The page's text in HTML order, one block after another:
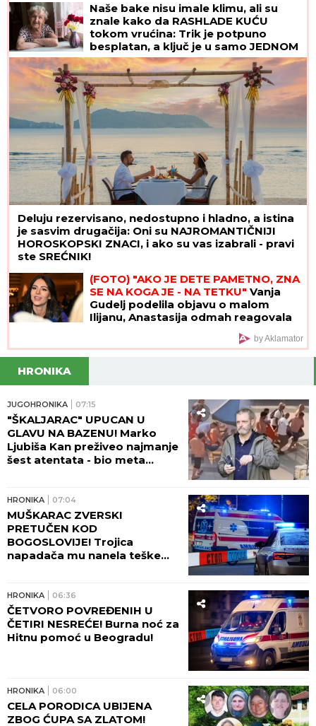
Naše bake nisu imale klimu, ali su
znale kako da RASHLADE KUĆU
tokom vrućina: Trik je potpuno
besplatan, a ključ je u samo JEDNOM
PRAVILU
Deluju rezervisano, nedostupno i hladno, a istina
je sasvim drugačija: Oni su NAJROMANTIČNIJI
HOROSKOPSKI ZNACI, i ako su vas izabrali - pravi
ste SREĆNIK!
(FOTO) "AKO JE DETE PAMETNO, ZNA
SE NA KOGA JE - NA TETKU" Vanja
Gudelj podelila objavu o malom
Ilijanu, Anastasija odmah reagovala
by Aklamator
HRONIKA
JUGOHRONIKA 07:15
"ŠKALJARAC" UPUCAN U
GLAVU NA BAZENU! Marko
Ljubiša Kan preživeo najmanje
šest atentata - bio meta
tinejdžer!
HRONIKA 07:04
MUŠKARAC ZVERSKI
PRETUČEN KOD
BOGOSLOVIJE! Trojica
napadača mu nanela teške
HRONIKA 06:36
ČETVORO POVREĐENIH U
ČETIRI NESREĆE! Burna noć za
Hitnu pomoć u Beogradu!
HRONIKA 06:00
CELA PORODICA UBIJENA
ZBOG ĆUPA SA ZLATOM!